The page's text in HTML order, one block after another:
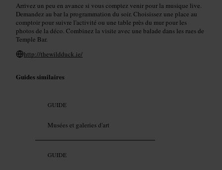
Arrivez un peu en avance si vous comptez venir pour la musique live.
Demandez au bar la programmation du soir. Choisissez une place au
comptoir pour suivre l'activité ou une table près du mur pour les
photos de la déco. Combinez la visite avec une balade dans les rues de
Temple Bar.
http://thewildduck.ie/
Guides similaires
GUIDE
Musées et galeries d'art
GUIDE